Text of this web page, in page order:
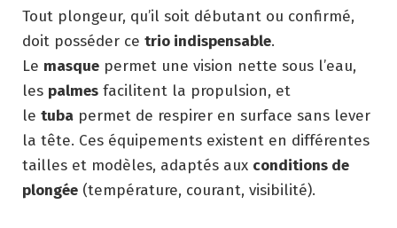
Tout plongeur, qu’il soit débutant ou confirmé,
doit posséder ce trio indispensable.
Le masque permet une vision nette sous l’eau,
les palmes facilitent la propulsion, et
le tuba permet de respirer en surface sans lever
la tête. Ces équipements existent en différentes
tailles et modèles, adaptés aux conditions de
plongée (température, courant, visibilité).